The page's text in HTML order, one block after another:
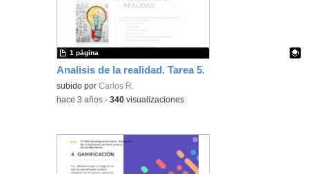
Analisis de la realidad. Tarea 5.
Contenido educativo.
subido porCarlos R.
1 página
-hace 3 años -340 visualizaciones